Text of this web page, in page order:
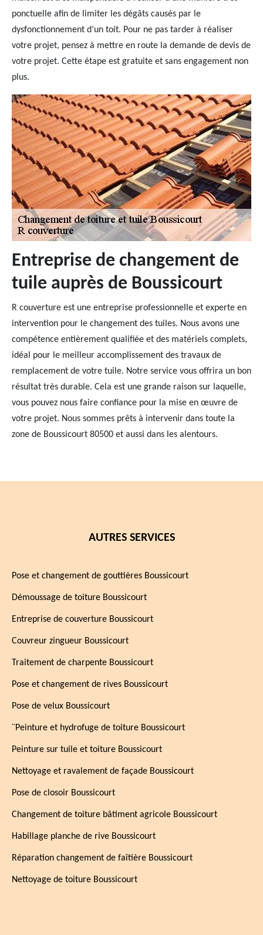
ponctuelle afin de limiter les dégâts causés par le
dysfonctionnement d’un toit. Pour ne pas tarder à réaliser
votre projet, pensez à mettre en route la demande de devis de
votre projet. Cette étape est gratuite et sans engagement non
plus.
Entreprise de changement de
tuile auprès de Boussicourt
R couverture est une entreprise professionnelle et experte en
intervention pour le changement des tuiles. Nous avons une
compétence entièrement qualifiée et des matériels complets,
idéal pour le meilleur accomplissement des travaux de
remplacement de votre tuile. Notre service vous offrira un bon
résultat très durable. Cela est une grande raison sur laquelle,
vous pouvez nous faire confiance pour la mise en œuvre de
votre projet. Nous sommes prêts à intervenir dans toute la
zone de Boussicourt 80500 et aussi dans les alentours.
AUTRES SERVICES
Pose et changement de gouttières Boussicourt
Démoussage de toiture Boussicourt
Entreprise de couverture Boussicourt
Couvreur zingueur Boussicourt
Traitement de charpente Boussicourt
Pose et changement de rives Boussicourt
Pose de velux Boussicourt
¨Peinture et hydrofuge de toiture Boussicourt
Peinture sur tuile et toiture Boussicourt
Nettoyage et ravalement de façade Boussicourt
Pose de closoir Boussicourt
Changement de toiture bâtiment agricole Boussicourt
Habillage planche de rive Boussicourt
Réparation changement de faîtière Boussicourt
Nettoyage de toiture Boussicourt